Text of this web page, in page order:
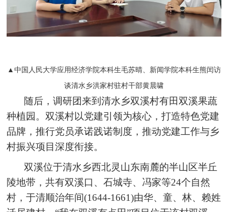
▲中国人民大学应用经济学院本科生毛苏晴、新闻学院本科生熊闰访
谈清水乡洪家村驻村干部黄晨啸
随后，调研团来到清水乡双溪村有田双溪果蔬
种植园。双溪村以党建引领为核心，打造特色党建
品牌，推行党员承诺践诺制度，推动党建工作与乡
村振兴项目深度衔接。
双溪位于清水乡西北灵山东南麓的半山区半丘
陵地带，共有双溪口、石城寺、冯家等24个自然
村，于清顺治年间(1644-1661)由华、童、林、赖姓